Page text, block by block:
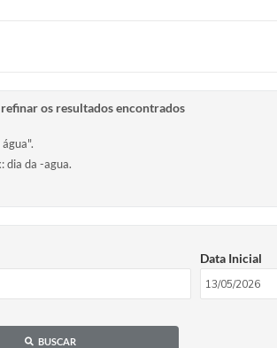
os resultados encontrados
dia da -agua.
Data Inicial
BUSCAR